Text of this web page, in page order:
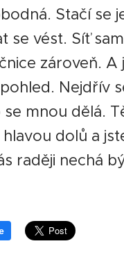
Stačí se
se vést. Síť
zároveň. A
Nejdřív
mnou dělá.
dolů a
raději nechá